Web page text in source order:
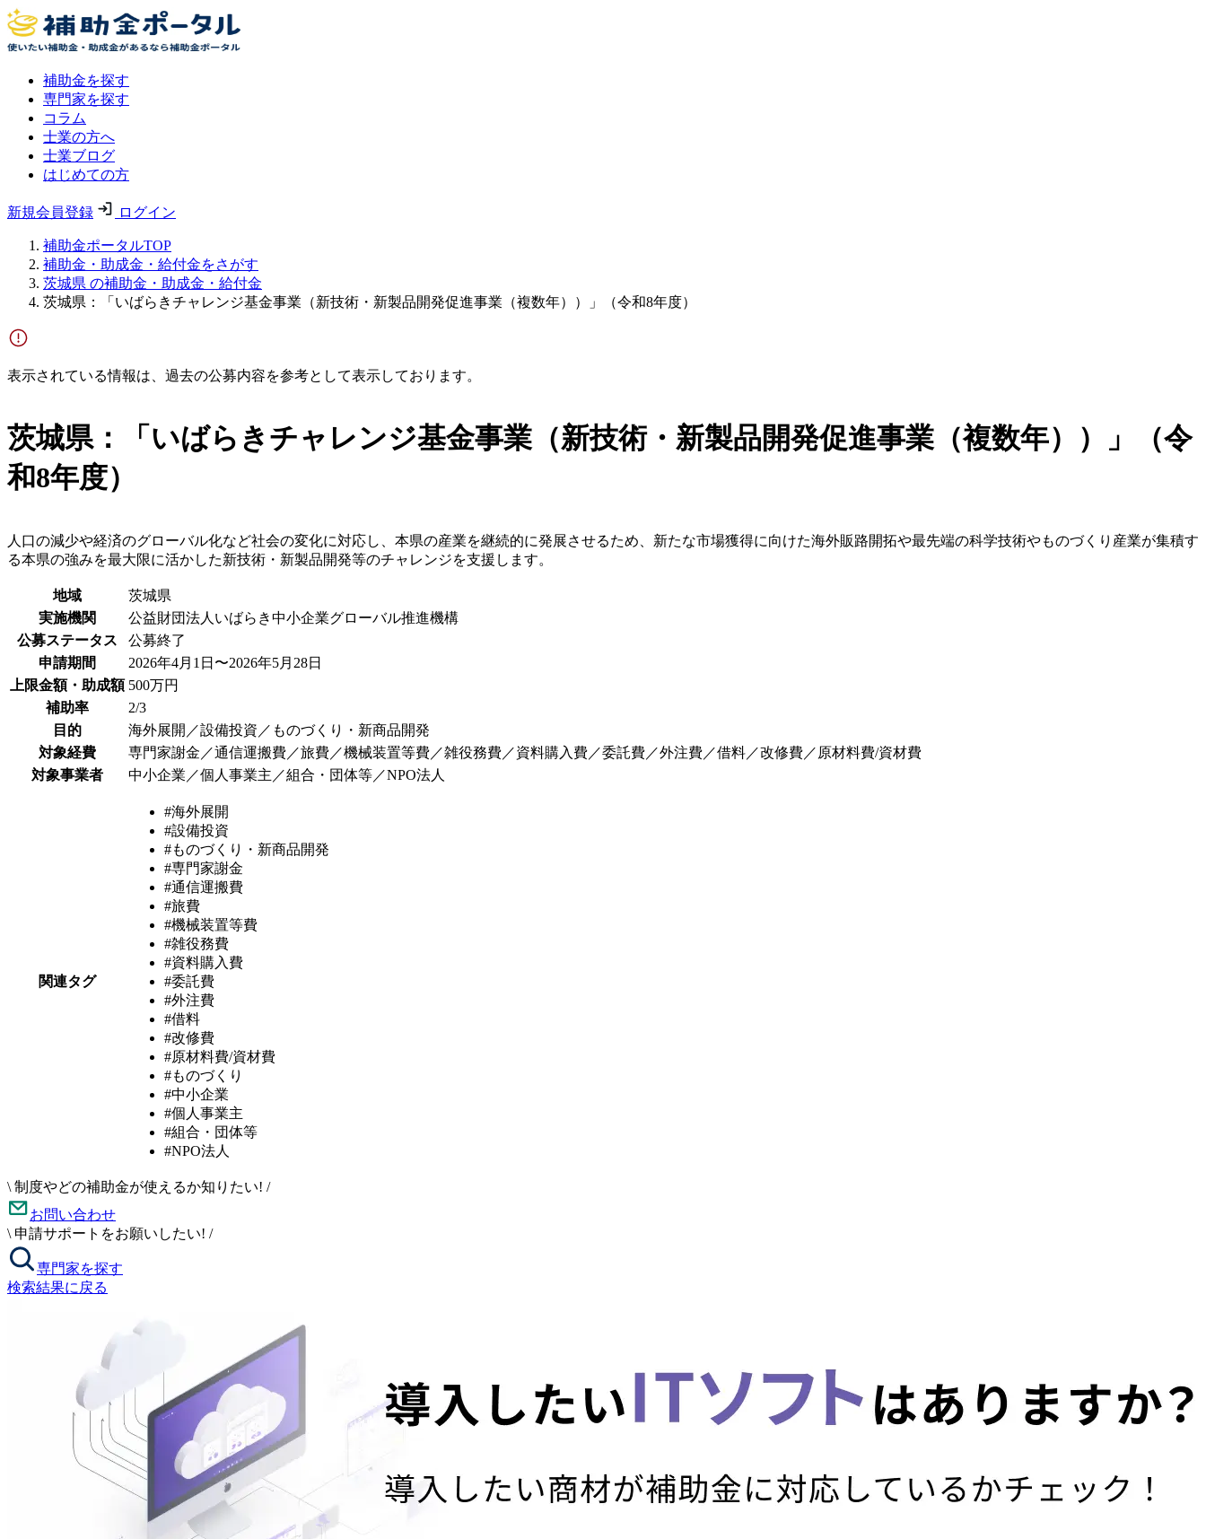
補助金を探す
専門家を探す
コラム
士業の方へ
士業ブログ
はじめての方
新規会員登録 ログイン
補助金ポータルTOP
補助金・助成金・給付金をさがす
茨城県 の補助金・助成金・給付金
茨城県：「いばらきチャレンジ基金事業（新技術・新製品開発促進事業（複数年））」（令和8年度）
表示されている情報は、過去の公募内容を参考として表示しております。
茨城県：「いばらきチャレンジ基金事業（新技術・新製品開発促進事業（複数年））」（令
和8年度）
人口の減少や経済のグローバル化など社会の変化に対応し、本県の産業を継続的に発展させるため、新たな市場獲得に向けた海外販路開拓や最先端の科学技術やものづくり産業が集積す
る本県の強みを最大限に活かした新技術・新製品開発等のチャレンジを支援します。
地域
茨城県
実施機関
公益財団法人いばらき中小企業グローバル推進機構
公募ステータス
公募終了
申請期間
2026年4月1日〜2026年5月28日
上限金額・助成額 500万円
補助率
2/3
目的
海外展開／設備投資／ものづくり・新商品開発
対象経費
専門家謝金／通信運搬費／旅費／機械装置等費／雑役務費／資料購入費／委託費／外注費／借料／改修費／原材料費/資材費
対象事業者
中小企業／個人事業主／組合・団体等／NPO法人
関連タグ
#海外展開
#設備投資
#ものづくり・新商品開発
#専門家謝金
#通信運搬費
#旅費
#機械装置等費
#雑役務費
#資料購入費
#委託費
#外注費
#借料
#改修費
#原材料費/資材費
#ものづくり
#中小企業
#個人事業主
#組合・団体等
#NPO法人
\ 制度やどの補助金が使えるか知りたい! /
お問い合わせ
\ 申請サポートをお願いしたい! /
専門家を探す
検索結果に戻る